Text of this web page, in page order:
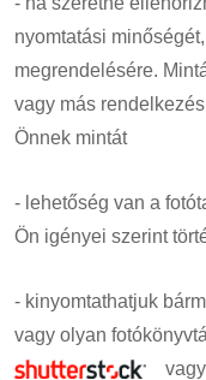
nyomtatási
megrendelésére.
vagy más
Önnek mintát
- lehetőség van a
Ön igényei szerint
- kinyomtathatjuk
vagy olyan